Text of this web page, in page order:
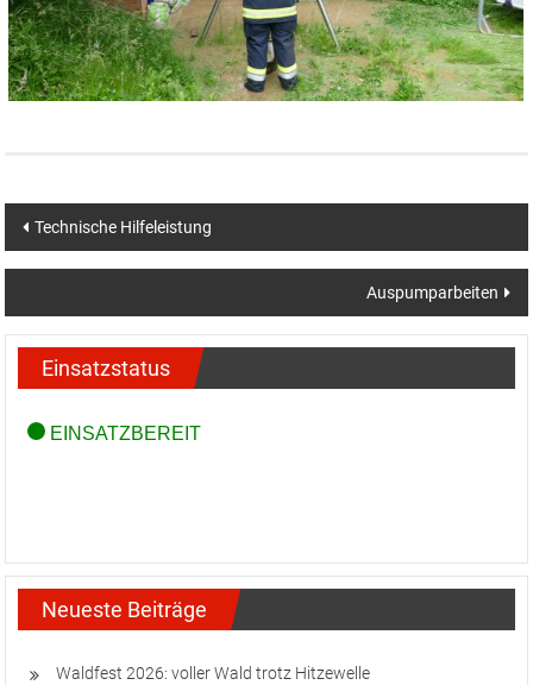
Beitragsnavigation
Technische Hilfeleistung
Auspumparbeiten
Einsatzstatus
Neueste Beiträge
Waldfest 2026: voller Wald trotz Hitzewelle